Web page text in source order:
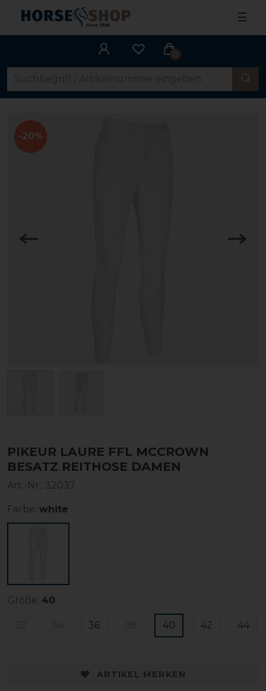
☰
0
-20%
PIKEUR LAURE FFL MCCROWN
BESATZ REITHOSE DAMEN
Art.-Nr.: 32037
Farbe: white
Größe: 40
36 40 42 44
ARTIKEL MERKEN